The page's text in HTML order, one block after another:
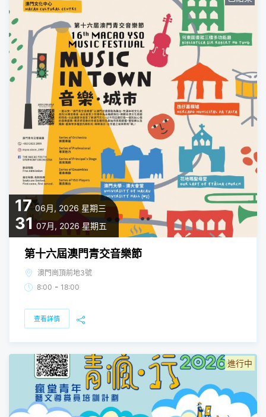
17 06月, 2026 星期三
31 07月, 2026 星期五
第十六屆澳門青交音樂節
澳門崗頂前地3號
8:00 - 18:00
查看詳情
進行中